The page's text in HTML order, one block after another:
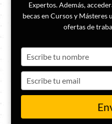
Expertos. Además,
becas en Cursos y
ofertas de
your
name
your
email